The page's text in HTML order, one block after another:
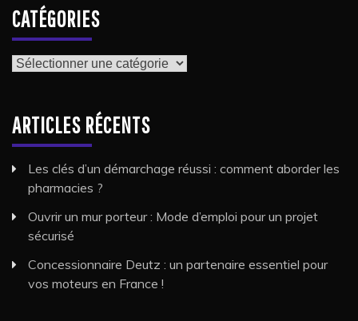
CATÉGORIES
Catégories
ARTICLES RÉCENTS
Les clés d’un démarchage réussi : comment aborder les
pharmacies ?
Ouvrir un mur porteur : Mode d’emploi pour un projet
sécurisé
Concessionnaire Deutz : un partenaire essentiel pour
vos moteurs en France !